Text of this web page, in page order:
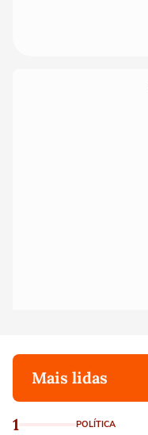
Mais lidas
1 POLÍTICA